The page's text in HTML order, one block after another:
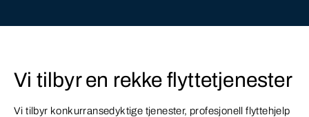
Vi tilbyr en rekke flyttetjenester
Vi tilbyr konkurransedyktige tjenester, profesjonell flyttehjelp